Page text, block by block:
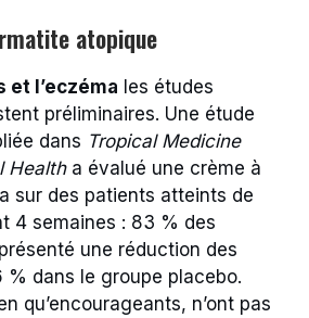
atopique
et l’eczéma les études
préliminaires. Une étude
dans Tropical Medicine
Healtha évalué une crème à
sur des patients atteints de
4 semaines : 83 % des
une réduction des
% dans le groupe placebo.
qu’encourageants, n’ont pas